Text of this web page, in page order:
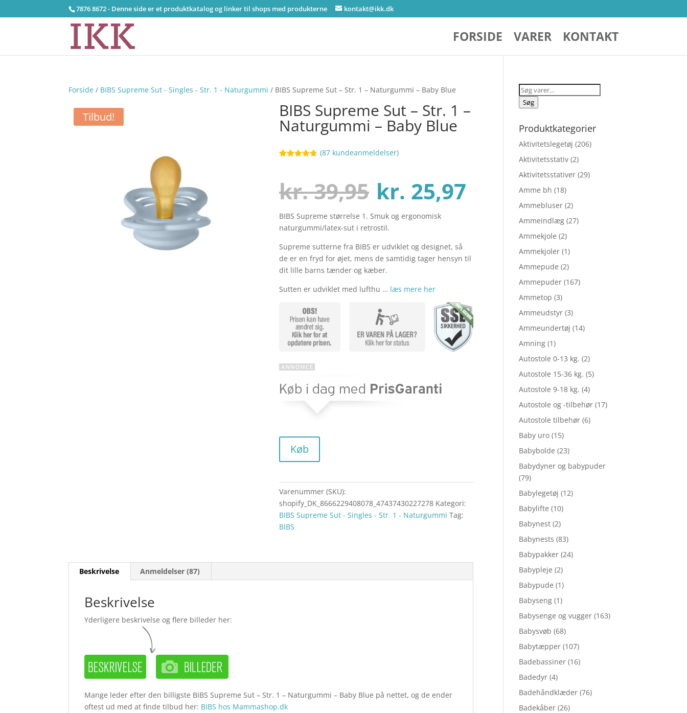
7876 8672 - Denne side er et produktkatalog og linker til shops med produkterne kontakt@ikk.dk
FORSIDE VARER KONTAKT
Forside / BIBS Supreme Sut - Singles - Str. 1 - Naturgummi / BIBS Supreme Sut – Str. 1 – Naturgummi – Baby Blue
Tilbud! BIBS Supreme Sut – Str. 1 –
Naturgummi – Baby Blue
baseret på
kundebedø
mmelser
(87kundeanmeldelser)
kr.39,95 Den
oprindelige
pris
var:
kr. 39,95.
kr. 25,97
aktuelle
pris
er:
kr. 25,97.
BIBS Supreme størrelse 1. Smuk og ergonomisk
naturgummi/latex-sut i retrostil.
Supreme sutterne fra BIBS er udviklet og designet, så
de er en fryd for øjet, mens de samtidig tager hensyn til
dit lille barns tænder og kæber.
Sutten er udviklet med lufthu … læs mere her
Køb
Varenummer (SKU):
shopify_DK_8666229408078_47437430227278 Kategori:
BIBS Supreme Sut - Singles - Str. 1 - Naturgummi Tag:
BIBS
Beskrivelse Anmeldelser (87)
Beskrivelse
Yderligere beskrivelse og flere billeder her:
Mange leder efter den billigste BIBS Supreme Sut – Str. 1 – Naturgummi – Baby Blue på nettet, og de ender
oftest ud med at finde tilbud her: BIBS hos Mammashop.dk
Søg
efter:
Søg
Produktkategorier
Aktivitetslegetøj (206)
Aktivitetsstativ (2)
Aktivitetsstativer (29)
Amme bh (18)
Ammebluser (2)
Ammeindlæg (27)
Ammekjole (2)
Ammekjoler (1)
Ammepude (2)
Ammepuder (167)
Ammetop (3)
Ammeudstyr (3)
Ammeundertøj (14)
Amning (1)
Autostole 0-13 kg. (2)
Autostole 15-36 kg. (5)
Autostole 9-18 kg. (4)
Autostole og -tilbehør (17)
Autostole tilbehør (6)
Baby uro (15)
Babybolde (23)
Babydyner og babypuder
(79)
Babylegetøj (12)
Babylifte (10)
Babynest (2)
Babynests (83)
Babypakker (24)
Babypleje (2)
Babypude (1)
Babyseng (1)
Babysenge og vugger (163)
Babysvøb (68)
Babytæpper (107)
Badebassiner (16)
Badedyr (4)
Badehåndklæder (76)
Badekåber (26)